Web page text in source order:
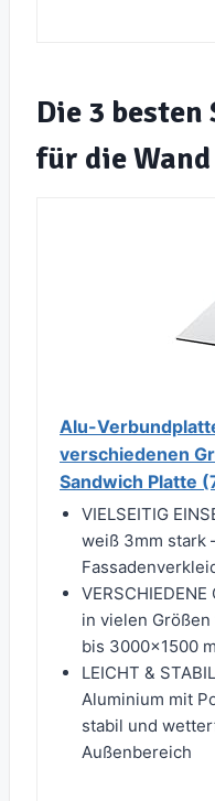
Die 3
für die Wand
Alu-
verschiedenen
Sandwich Platte
VIELSEITIG
weiß 3mm stark
in vielen
bis 3000x1500
LEICHT &
Aluminium mit
stabil und
Außenbereich